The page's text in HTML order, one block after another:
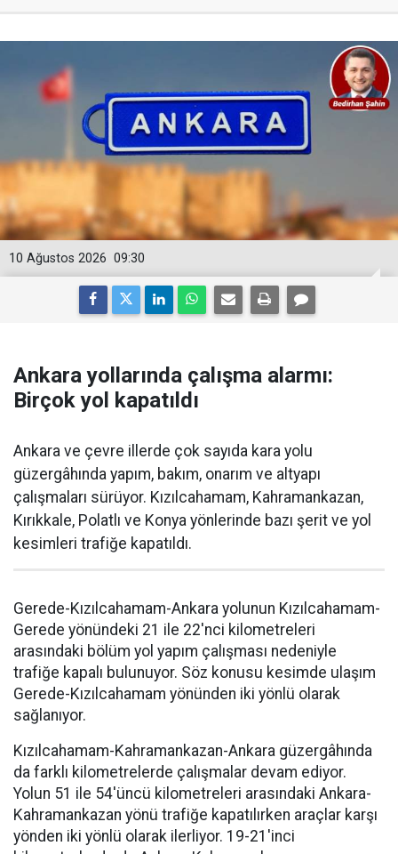
09:30
10 Ağustos 2026
Ankara yollarında çalışma alarmı:
Birçok yol kapatıldı
Ankara ve çevre illerde çok sayıda kara yolu
güzergâhında yapım, bakım, onarım ve altyapı
çalışmaları sürüyor. Kızılcahamam, Kahramankazan,
Kırıkkale, Polatlı ve Konya yönlerinde bazı şerit ve yol
kesimleri trafiğe kapatıldı.
Gerede-Kızılcahamam-Ankara yolunun Kızılcahamam-
Gerede yönündeki 21 ile 22'nci kilometreleri
arasındaki bölüm yol yapım çalışması nedeniyle
trafiğe kapalı bulunuyor. Söz konusu kesimde ulaşım
Gerede-Kızılcahamam yönünden iki yönlü olarak
sağlanıyor.
Kızılcahamam-Kahramankazan-Ankara güzergâhında
da farklı kilometrelerde çalışmalar devam ediyor.
Yolun 51 ile 54'üncü kilometreleri arasındaki Ankara-
Kahramankazan yönü trafiğe kapatılırken araçlar karşı
yönden iki yönlü olarak ilerliyor. 19-21'inci